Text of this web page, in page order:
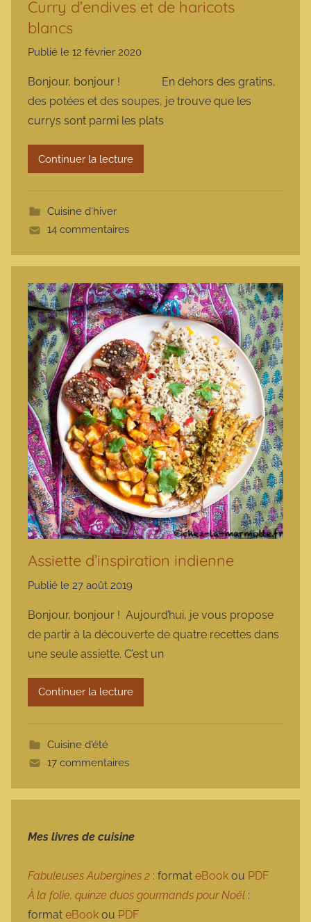
Curry d’endives et de haricots
blancs
Publié le 12 février 2020
m
a
r
Bonjour, bonjour ! En dehors des gratins,
des potées et des soupes, je trouve que les
currys sont parmi les plats
Continuer la lecture
Cuisine d'hiver
14 commentaires
Assiette d’inspiration indienne
Publié le 27 août 2019
r
m
a
r
m
Bonjour, bonjour ! Aujourd’hui, je vous propose
de partir à la découverte de quatre recettes dans
une seule assiette. C’est un
Continuer la lecture
Cuisine d'été
17 commentaires
Mes livres de cuisine
Fabuleuses Aubergines 2 : format eBook ou PDF
À la folie, quinze duos gourmands pour Noël :
format eBook ou PDF